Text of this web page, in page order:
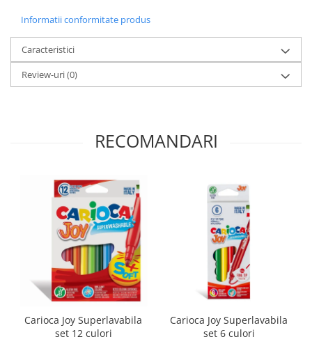
Informatii conformitate produs
Caracteristici
Review-uri(0)
RECOMANDARI
Carioca Joy Superlavabila
set 12 culori
Carioca Joy Superlavabila
set 6 culori